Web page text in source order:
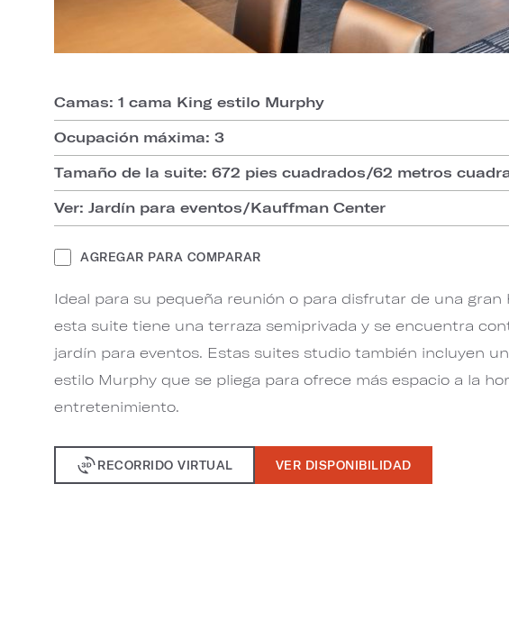
Camas: 1 cama King estilo Murphy
Ocupación máxima: 3
Tamaño de la suite: 672 pies cuadrados/62 metros
Ver: Jardín para eventos/Kauffman Center
AGREGAR PARA COMPARAR
Ideal para su pequeña reunión o para disfrutar de una gran
esta suite tiene una terraza semiprivada y se encuentra
jardín para eventos. Estas suites studio también incluyen
estilo Murphy que se pliega para ofrece más espacio a la
entretenimiento.
RECORRIDO VIRTUAL VER DISPONIBILIDAD